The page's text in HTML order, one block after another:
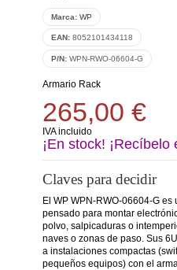
Marca: WP
EAN: 8052101434118
P/N: WPN-RWO-06604-G
Armario Rack
265,00 €
IVA incluido
¡En stock! ¡Recíbelo
Claves para decidir
El WP WPN-RWO-06604-G es
pensado para montar
polvo, salpicaduras o
naves o zonas de paso. Sus
a instalaciones compactas
pequeños equipos) con el